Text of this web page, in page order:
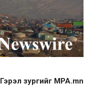
Гэрэл зургийг MPA.mn